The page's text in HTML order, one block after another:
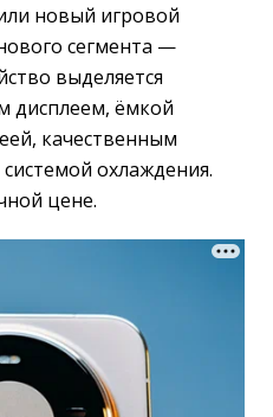
новый игровой
сегмента —
выделяется
дисплеем, ёмкой
качественным
охлаждения.
цене.